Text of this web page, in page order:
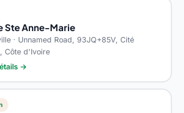
Ste Anne-Marie
· Unnamed Road, 93JQ+85V, Cité
Côte d'Ivoire
→